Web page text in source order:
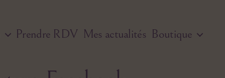
Prendre RDV Mes actualités Boutique